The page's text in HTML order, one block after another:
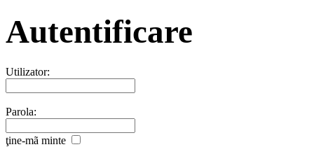
Autentificare
Utilizator:
Parola:
ţine-mã minte